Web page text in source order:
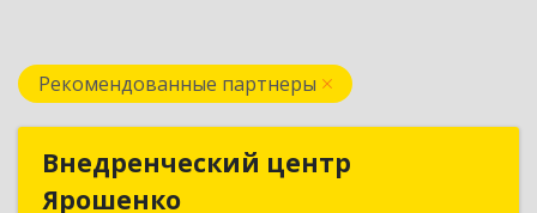
Рекомендованные партнеры
Внедренческий центр
Ярошенко
Внедренческий центр